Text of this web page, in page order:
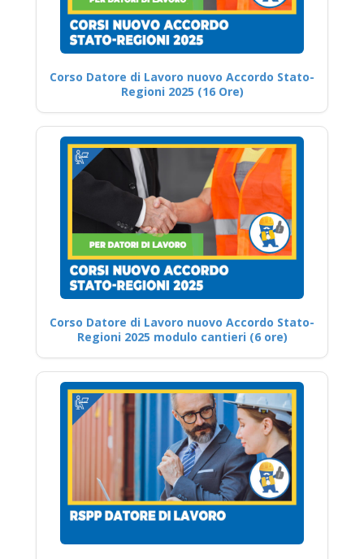
Corso Datore di Lavoro nuovo Accordo Stato-
Regioni 2025 (16 Ore)
Corso Datore di Lavoro nuovo Accordo Stato-
Regioni 2025 modulo cantieri (6 ore)